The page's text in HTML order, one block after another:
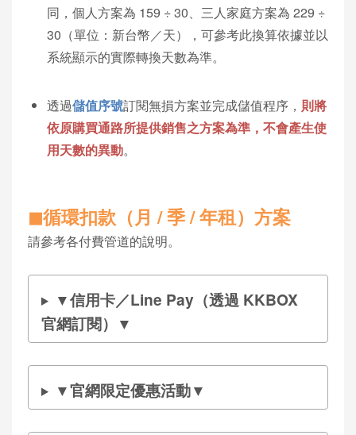
同，個人方案為 159 ÷ 30、三人家庭方案為 229 ÷
30（單位：新台幣／天），可參考此換算依據並以
系統顯示的實際轉換天數為準。
透過儲值序號訂閱無損方案並完成儲值程序， 則將
依原購買通路所提供銷售之方案為準， 不會產生使
用天數的異動。
◼︎循環扣款（月 / 季 / 年租）方案
請參考各付費管道的說明。
▼信用卡／Line Pay（透過 KKBOX
官網訂閱）▼
▼官網限定優惠活動▼